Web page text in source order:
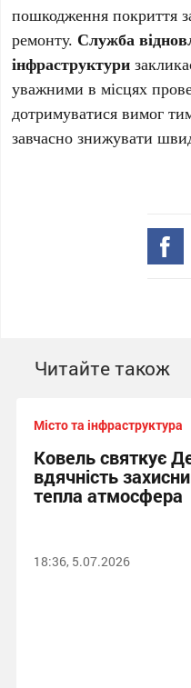
пошкодження покриття
ремонту. Служба
інфраструктури
уважними в місцях
дотримуватися вимог
завчасно знижувати
Читайте також
Місто та інфраструктура
Ковель святкує
вдячність
тепла атмосфера
18:36, 5.07.2026